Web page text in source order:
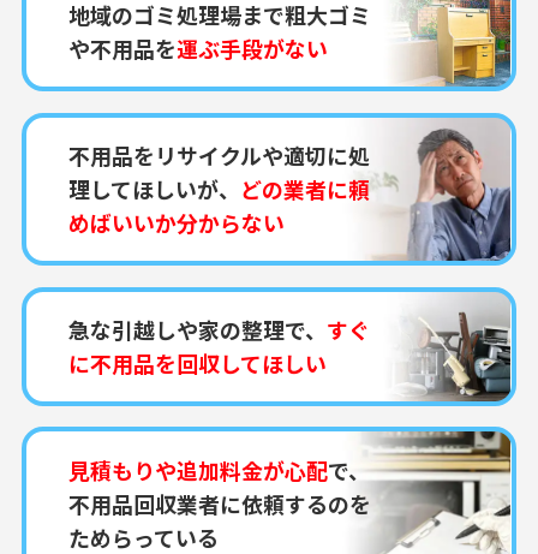
地域のゴミ処理場まで粗大ゴミ
や不用品を運ぶ手段がない
不用品をリサイクルや適切に処
理してほしいが、 どの業者に頼
めばいいか分からない
急な引越しや家の整理で、 すぐ
に不用品を回収してほしい
見積もりや追加料金が心配で、
不用品回収業者に依頼するのを
ためらっている